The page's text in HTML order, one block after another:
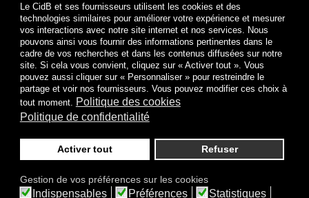
Le CidB et ses fournisseurs utilisent les cookies et des
technologies similaires pour améliorer votre expérience et mesurer
vos interactions avec notre site internet et nos services. Nous
pouvons ainsi vous fournir des informations pertinentes dans le
cadre de vos recherches et dans les contenus diffusées sur notre
site. Si cela vous convient, cliquez sur « Activer tout ». Vous
pouvez aussi cliquer sur « Personnaliser » pour restreindre le
partage et voir nos fournisseurs. Vous pouvez modifier ces choix à
tout moment. Politique des cookies
Politique de confidentialité
Activer tout Refuser
Gestion de vos préférences sur les cookies
Indispensables Préférences Statistiques
J’ai lu et j’accepte lesTermes et conditionset la
Politique de confidentialité
Je m'abonne
© 2009-2026 CidB. Tous droits réservés.